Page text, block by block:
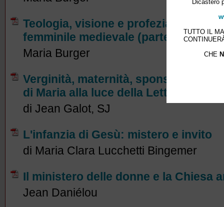
Teologia, visione e profezia.
femminile medievale (parte III/III)
Maria Burger
Verginità, maternità, sponsalità ...
di Maria alla luce della Lettera
di Jean Galot, SJ
L'infanzia di Gesù: mistero e invito
di Maria Clara Lucchetti Bingemer
Il ministero delle donne e la Chiesa
Jean Daniélou
Dicastero
TUTTO IL
CHE